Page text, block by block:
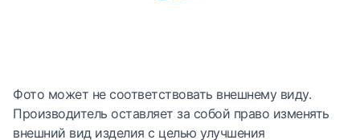
Фото может не соответствовать внешнему виду.
Производитель оставляет за собой право изменять
внешний вид изделия с целью улучшения